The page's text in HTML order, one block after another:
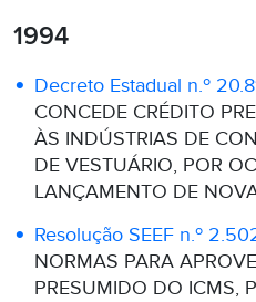
1994
Decreto Estadual n.º
CONCEDE CRÉDITO
ÀS INDÚSTRIAS DE
DE VESTUÁRIO, POR
LANÇAMENTO DE
Resolução SEEF n.º
NORMAS PARA
PRESUMIDO DO ICMS,